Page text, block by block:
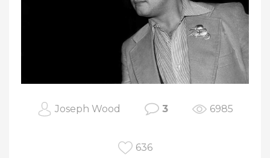
Joseph Wood 3 6985
636